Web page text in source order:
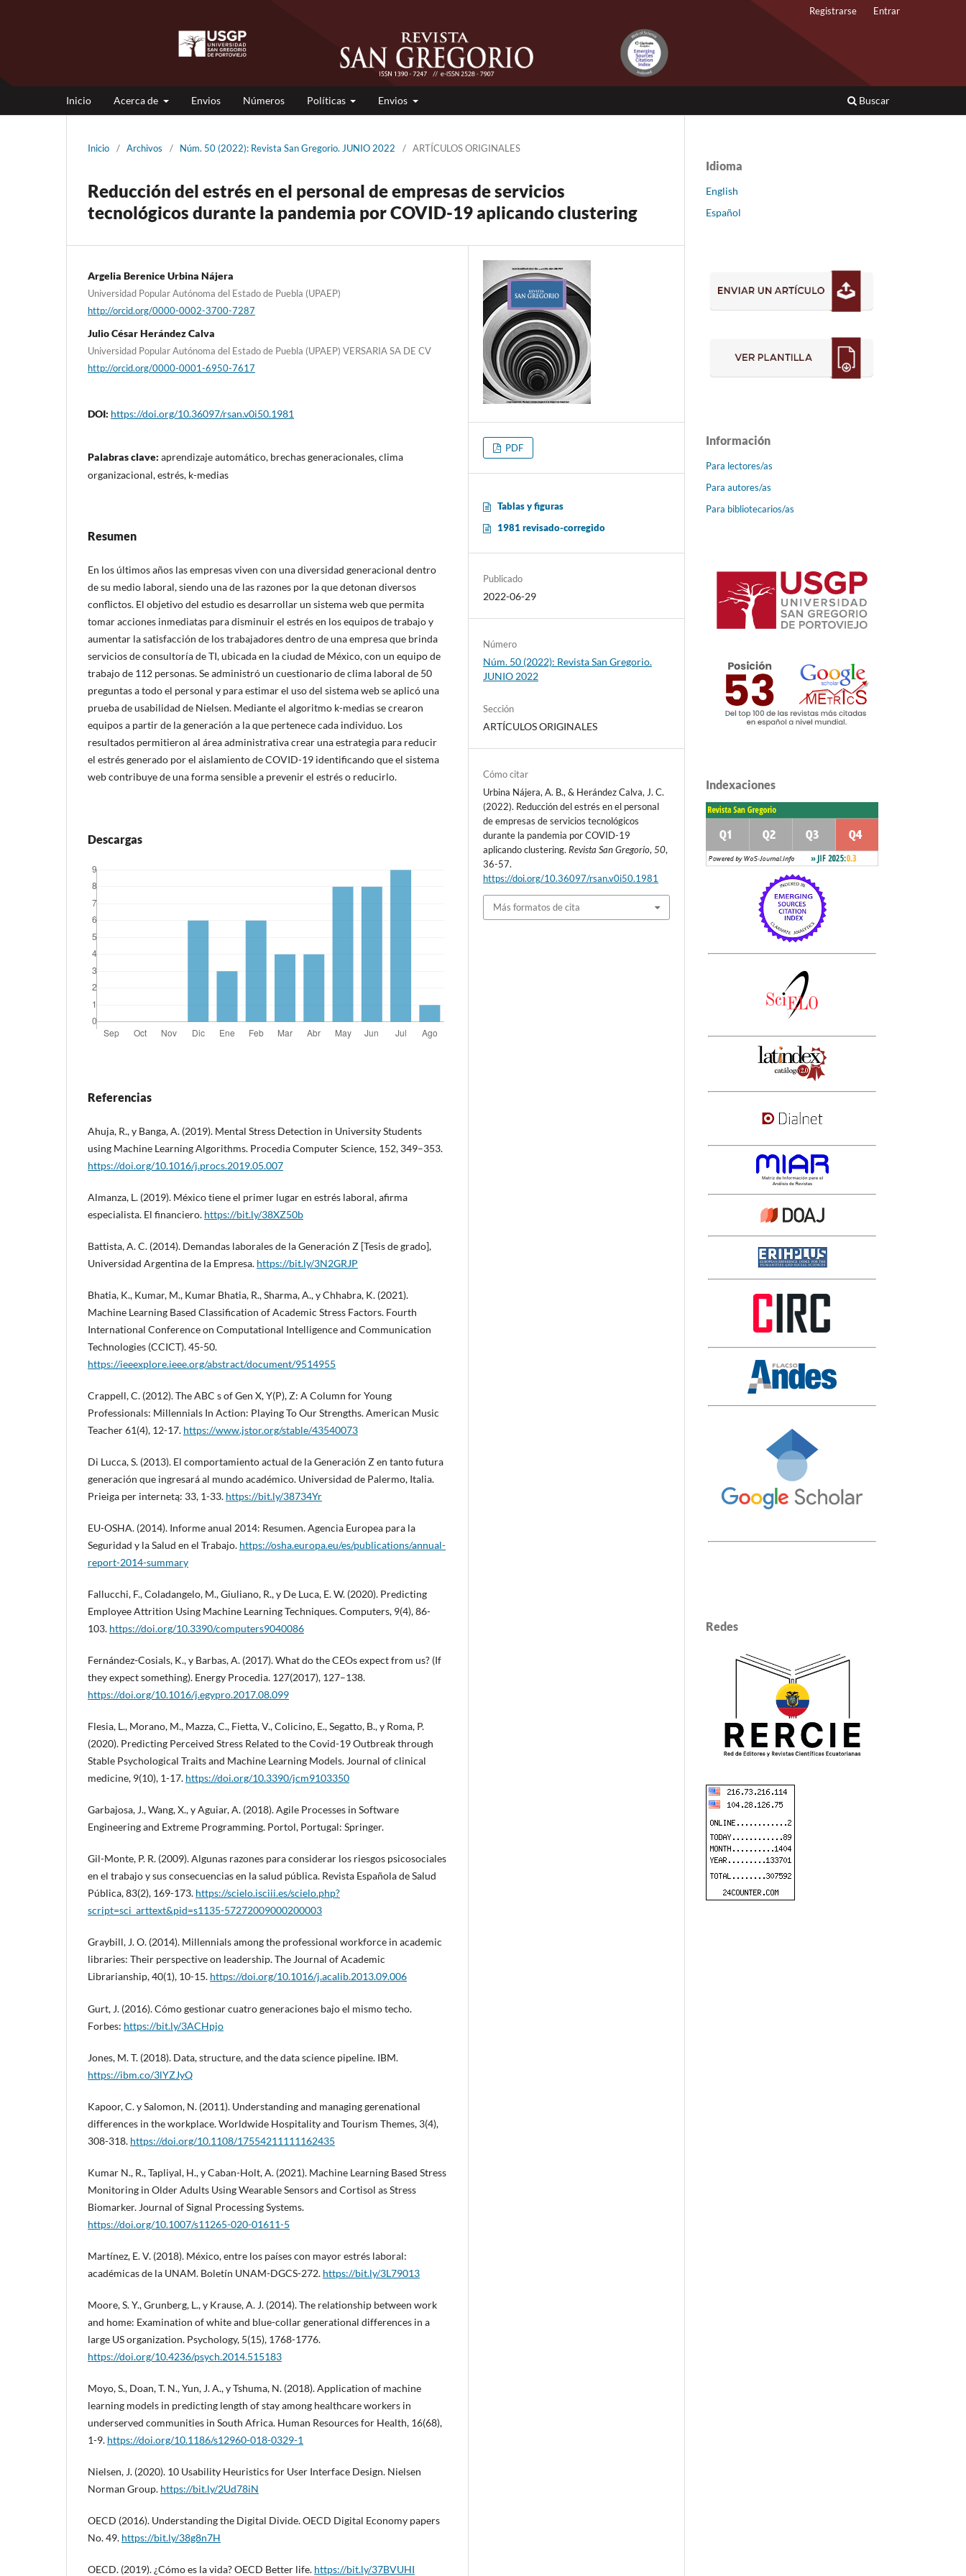
Inicio Acerca de Envios Números Políticas Envios Buscar
Registrarse Entrar
Inicio / Archivos / Núm. 50 (2022): Revista San Gregorio. JUNIO 2022 / ARTÍCULOS ORIGINALES
Reducción del estrés en el personal de empresas de servicios
tecnológicos durante la pandemia por COVID-19 aplicando clustering
Argelia Berenice Urbina Nájera
Universidad Popular Autónoma del Estado de Puebla (UPAEP)
http://orcid.org/0000-0002-3700-7287
Julio César Herández Calva
Universidad Popular Autónoma del Estado de Puebla (UPAEP) VERSARIA SA DE CV
http://orcid.org/0000-0001-6950-7617
DOI: https://doi.org/10.36097/rsan.v0i50.1981
Palabras clave: aprendizaje automático, brechas generacionales, clima
organizacional, estrés, k-medias
Resumen
En los últimos años las empresas viven con una diversidad generacional dentro
de su medio laboral, siendo una de las razones por la que detonan diversos
conflictos. El objetivo del estudio es desarrollar un sistema web que permita
tomar acciones inmediatas para disminuir el estrés en los equipos de trabajo y
aumentar la satisfacción de los trabajadores dentro de una empresa que brinda
servicios de consultoría de TI, ubicada en la ciudad de México, con un equipo de
trabajo de 112 personas. Se administró un cuestionario de clima laboral de 50
preguntas a todo el personal y para estimar el uso del sistema web se aplicó una
prueba de usabilidad de Nielsen. Mediante el algoritmo k-medias se crearon
equipos a partir de la generación a la que pertenece cada individuo. Los
resultados permitieron al área administrativa crear una estrategia para reducir
el estrés generado por el aislamiento de COVID-19 identificando que el sistema
web contribuye de una forma sensible a prevenir el estrés o reducirlo.
Descargas
Referencias
Ahuja, R., y Banga, A. (2019). Mental Stress Detection in University Students
using Machine Learning Algorithms. Procedia Computer Science, 152, 349–353.
https://doi.org/10.1016/j.procs.2019.05.007
Almanza, L. (2019). México tiene el primer lugar en estrés laboral, afirma
especialista. El financiero. https://bit.ly/38XZ50b
Battista, A. C. (2014). Demandas laborales de la Generación Z [Tesis de grado],
Universidad Argentina de la Empresa. https://bit.ly/3N2GRJP
Bhatia, K., Kumar, M., Kumar Bhatia, R., Sharma, A., y Chhabra, K. (2021).
Machine Learning Based Classification of Academic Stress Factors. Fourth
International Conference on Computational Intelligence and Communication
Technologies (CCICT). 45-50.
https://ieeexplore.ieee.org/abstract/document/9514955
Crappell, C. (2012). The ABC s of Gen X, Y(P), Z: A Column for Young
Professionals: Millennials In Action: Playing To Our Strengths. American Music
Teacher 61(4), 12-17. https://www.jstor.org/stable/43540073
Di Lucca, S. (2013). El comportamiento actual de la Generación Z en tanto futura
generación que ingresará al mundo académico. Universidad de Palermo, Italia.
Prieiga per internetą: 33, 1-33. https://bit.ly/38734Yr
EU-OSHA. (2014). Informe anual 2014: Resumen. Agencia Europea para la
Seguridad y la Salud en el Trabajo. https://osha.europa.eu/es/publications/annual-
report-2014-summary
Fallucchi, F., Coladangelo, M., Giuliano, R., y De Luca, E. W. (2020). Predicting
Employee Attrition Using Machine Learning Techniques. Computers, 9(4), 86-
103. https://doi.org/10.3390/computers9040086
Fernández-Cosials, K., y Barbas, A. (2017). What do the CEOs expect from us? (If
they expect something). Energy Procedia. 127(2017), 127–138.
https://doi.org/10.1016/j.egypro.2017.08.099
Flesia, L., Morano, M., Mazza, C., Fietta, V., Colicino, E., Segatto, B., y Roma, P.
(2020). Predicting Perceived Stress Related to the Covid-19 Outbreak through
Stable Psychological Traits and Machine Learning Models. Journal of clinical
medicine, 9(10), 1-17. https://doi.org/10.3390/jcm9103350
Garbajosa, J., Wang, X., y Aguiar, A. (2018). Agile Processes in Software
Engineering and Extreme Programming. Portol, Portugal: Springer.
Gil-Monte, P. R. (2009). Algunas razones para considerar los riesgos psicosociales
en el trabajo y sus consecuencias en la salud pública. Revista Española de Salud
Pública, 83(2), 169-173. https://scielo.isciii.es/scielo.php?
script=sci_arttext&pid=s1135-57272009000200003
Graybill, J. O. (2014). Millennials among the professional workforce in academic
libraries: Their perspective on leadership. The Journal of Academic
Librarianship, 40(1), 10-15. https://doi.org/10.1016/j.acalib.2013.09.006
Gurt, J. (2016). Cómo gestionar cuatro generaciones bajo el mismo techo.
Forbes: https://bit.ly/3ACHpjo
Jones, M. T. (2018). Data, structure, and the data science pipeline. IBM.
https://ibm.co/3lYZJyQ
Kapoor, C. y Salomon, N. (2011). Understanding and managing gerenational
differences in the workplace. Worldwide Hospitality and Tourism Themes, 3(4),
308-318. https://doi.org/10.1108/17554211111162435
Kumar N., R., Tapliyal, H., y Caban-Holt, A. (2021). Machine Learning Based Stress
Monitoring in Older Adults Using Wearable Sensors and Cortisol as Stress
Biomarker. Journal of Signal Processing Systems.
https://doi.org/10.1007/s11265-020-01611-5
Martínez, E. V. (2018). México, entre los países con mayor estrés laboral:
académicas de la UNAM. Boletín UNAM-DGCS-272. https://bit.ly/3L79013
Moore, S. Y., Grunberg, L., y Krause, A. J. (2014). The relationship between work
and home: Examination of white and blue-collar generational differences in a
large US organization. Psychology, 5(15), 1768-1776.
https://doi.org/10.4236/psych.2014.515183
Moyo, S., Doan, T. N., Yun, J. A., y Tshuma, N. (2018). Application of machine
learning models in predicting length of stay among healthcare workers in
underserved communities in South Africa. Human Resources for Health, 16(68),
1-9. https://doi.org/10.1186/s12960-018-0329-1
Nielsen, J. (2020). 10 Usability Heuristics for User Interface Design. Nielsen
Norman Group. https://bit.ly/2Ud78iN
OECD (2016). Understanding the Digital Divide. OECD Digital Economy papers
No. 49. https://bit.ly/38g8n7H
OECD. (2019). ¿Cómo es la vida? OECD Better life. https://bit.ly/37BVUHI
PDF
Tablas y figuras
1981 revisado-corregido
Publicado
2022-06-29
Número
Núm. 50 (2022): Revista San Gregorio.
JUNIO 2022
Sección
ARTÍCULOS ORIGINALES
Cómo citar
Urbina Nájera, A. B., & Herández Calva, J. C.
(2022). Reducción del estrés en el personal
de empresas de servicios tecnológicos
durante la pandemia por COVID-19
aplicando clustering. Revista San Gregorio,50,
36-57.
https://doi.org/10.36097/rsan.v0i50.1981
Más formatos de cita
Idioma
English
Español
Información
Para lectores/as
Para autores/as
Para bibliotecarios/as
Indexaciones
Redes